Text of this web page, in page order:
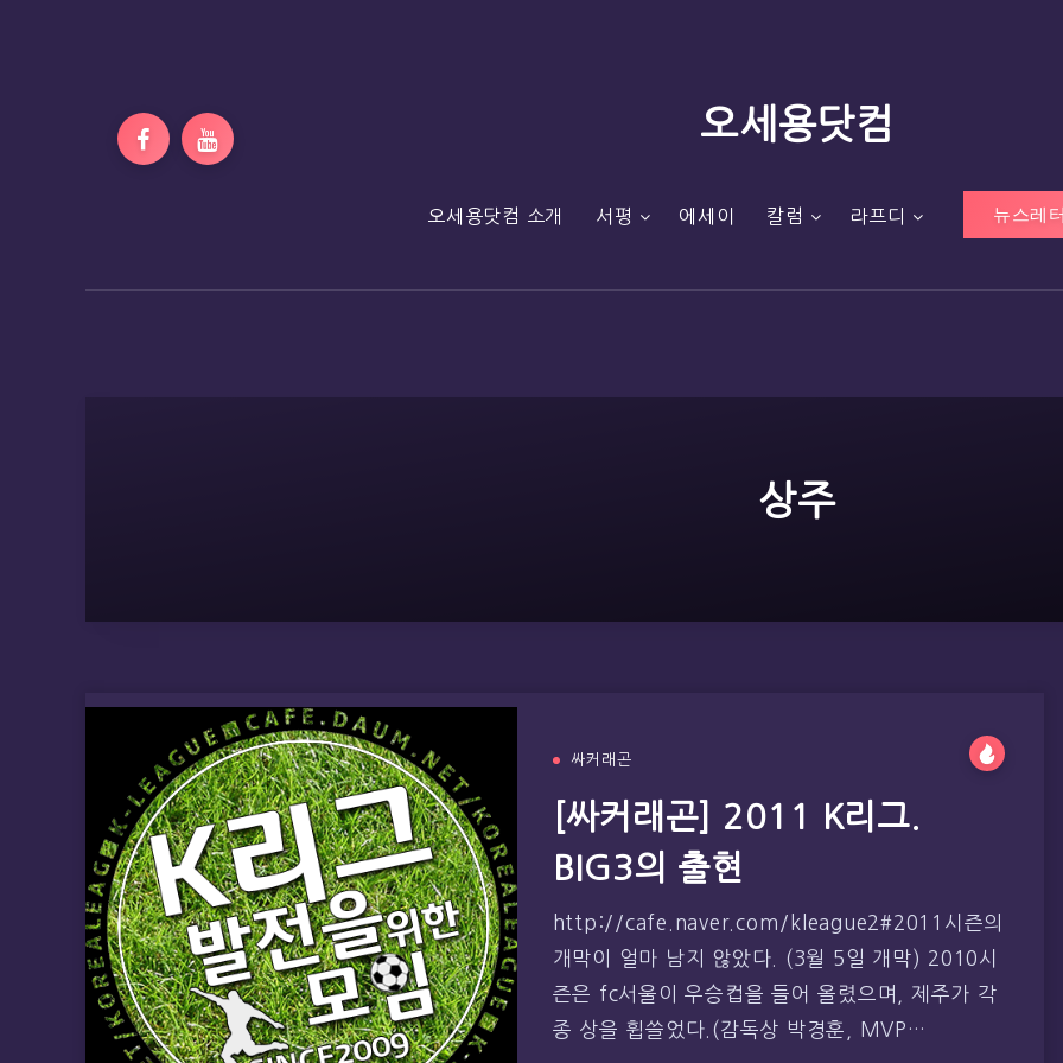
오세용닷컴
오세용닷컴 소개 서평 에세이 칼럼 라프디 뉴스레
상주
싸커래곤
[싸커래곤] 2011 K리그.
BIG3의 출현
http://cafe.naver.com/kleague2#2011시즌의
개막이 얼마 남지 않았다. (3월 5일 개막) 2010시
즌은 fc서울이 우승컵을 들어 올렸으며, 제주가 각
종 상을 휩쓸었다.(감독상 박경훈, MVP…